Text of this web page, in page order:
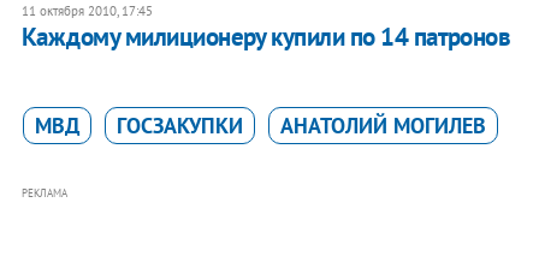
11 октября 2010, 17:45
Каждому милиционеру купили по 14 патронов
МВД ГОСЗАКУПКИ АНАТОЛИЙ МОГИЛЕВ
РЕКЛАМА